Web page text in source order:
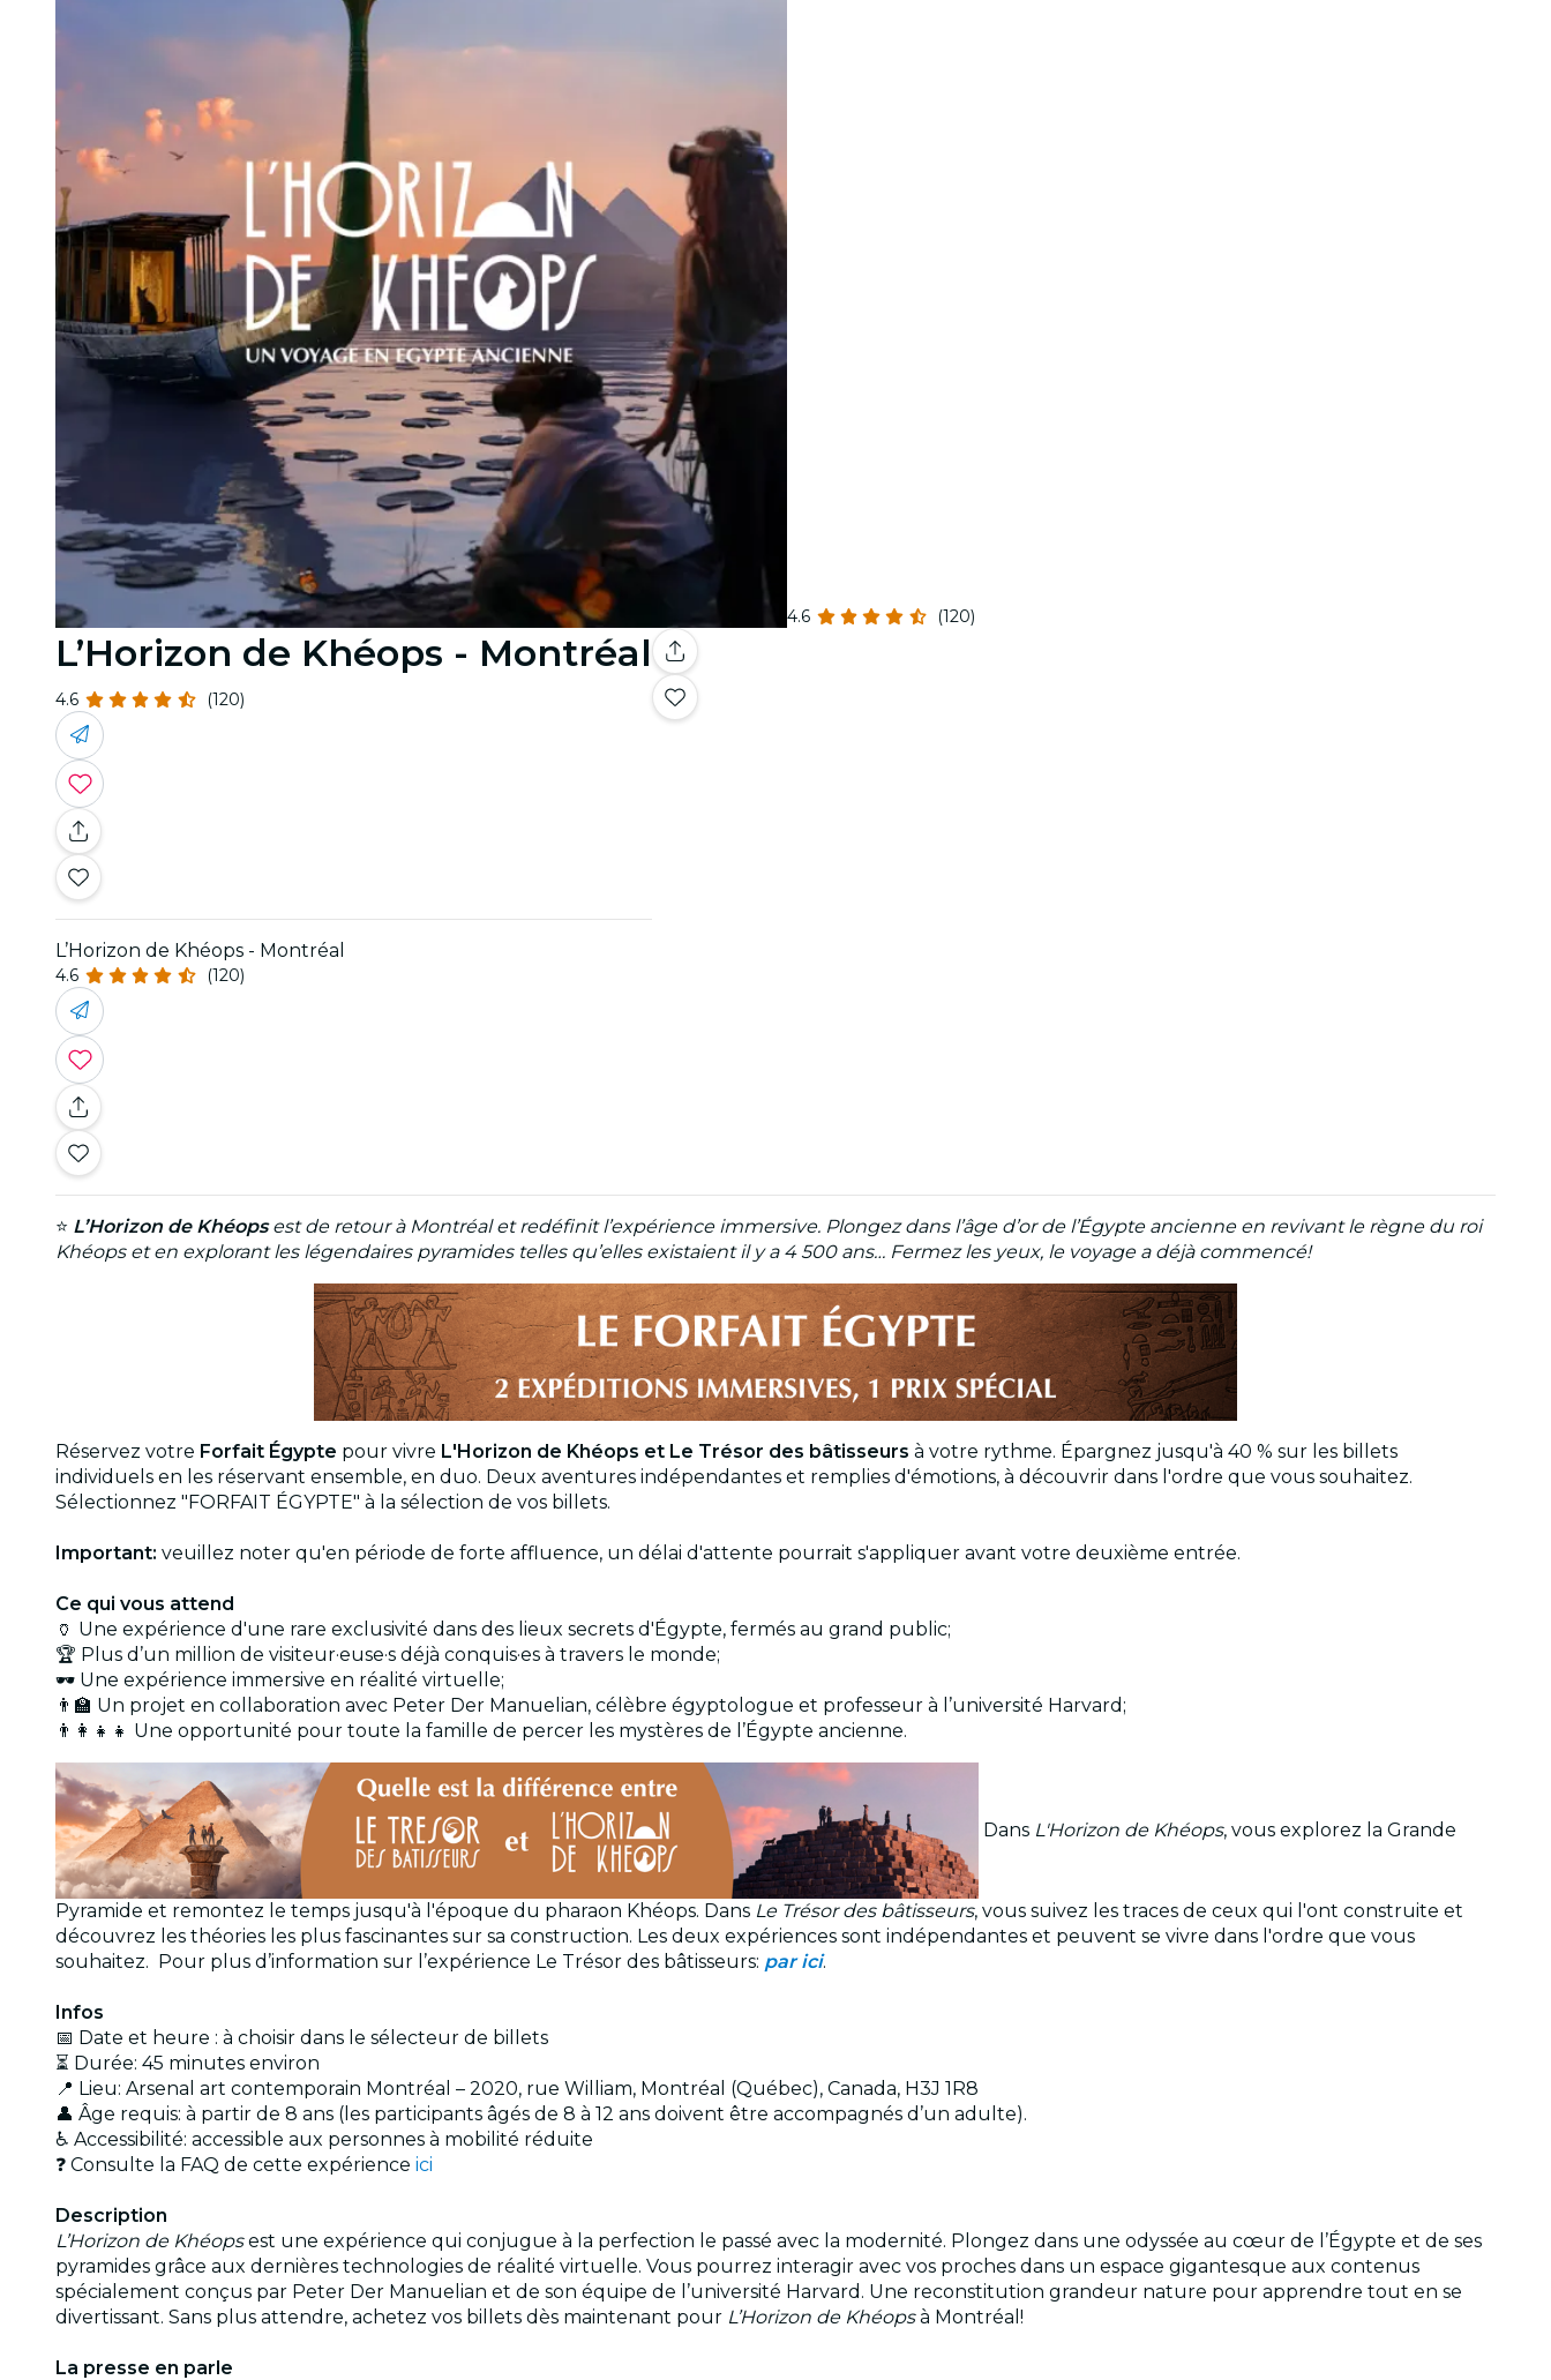
4.6 (120)
L’Horizon de Khéops - Montréal
4.6 (120)
L’Horizon de Khéops - Montréal
4.6 (120)
⭐ L’Horizon de Khéopsest de retour à Montréal et redéfinit l’expérience immersive. Plongez dans l’âge d’or de l’Égypte ancienne en revivant le règne du roi
Khéops et en explorant les légendaires pyramides telles qu’elles existaient il y a 4 500 ans… Fermez les yeux, le voyage a déjà commencé!
Réservez votre Forfait Égypte pour vivre L'Horizon de Khéops et Le Trésor des bâtisseurs à votre rythme. Épargnez jusqu'à 40 % sur les billets
individuels en les réservant ensemble, en duo. Deux aventures indépendantes et remplies d'émotions, à découvrir dans l'ordre que vous souhaitez.
Sélectionnez "FORFAIT ÉGYPTE" à la sélection de vos billets.
Important: veuillez noter qu'en période de forte affluence, un délai d'attente pourrait s'appliquer avant votre deuxième entrée.
Ce qui vous attend
🏺 Une expérience d'une rare exclusivité dans des lieux secrets d'Égypte, fermés au grand public;
🏆 Plus d’un million de visiteur·euse·s déjà conquis·es à travers le monde;
🕶️ Une expérience immersive en réalité virtuelle;
👨‍🏫 Un projet en collaboration avec Peter Der Manuelian, célèbre égyptologue et professeur à l’université Harvard;
👨‍👩‍👧‍👧 Une opportunité pour toute la famille de percer les mystères de l’Égypte ancienne.
Dans L'Horizon de Khéops, vous explorez la Grande
Pyramide et remontez le temps jusqu'à l'époque du pharaon Khéops. Dans Le Trésor des bâtisseurs, vous suivez les traces de ceux qui l'ont construite et
découvrez les théories les plus fascinantes sur sa construction. Les deux expériences sont indépendantes et peuvent se vivre dans l'ordre que vous
souhaitez. Pour plus d’information sur l’expérience Le Trésor des bâtisseurs: par ici.
Infos
📅 Date et heure : à choisir dans le sélecteur de billets
⏳ Durée: 45 minutes environ
📍 Lieu: Arsenal art contemporain Montréal – 2020, rue William, Montréal (Québec), Canada, H3J 1R8
👤 Âge requis: à partir de 8 ans (les participants âgés de 8 à 12 ans doivent être accompagnés d’un adulte).
♿ Accessibilité: accessible aux personnes à mobilité réduite
❓ Consulte la FAQ de cette expérience ici
Description
L’Horizon de Khéopsest une expérience qui conjugue à la perfection le passé avec la modernité. Plongez dans une odyssée au cœur de l’Égypte et de ses
pyramides grâce aux dernières technologies de réalité virtuelle. Vous pourrez interagir avec vos proches dans un espace gigantesque aux contenus
spécialement conçus par Peter Der Manuelian et de son équipe de l’université Harvard. Une reconstitution grandeur nature pour apprendre tout en se
divertissant. Sans plus attendre, achetez vos billets dès maintenant pour L’Horizon de Khéopsà Montréal!
La presse en parle